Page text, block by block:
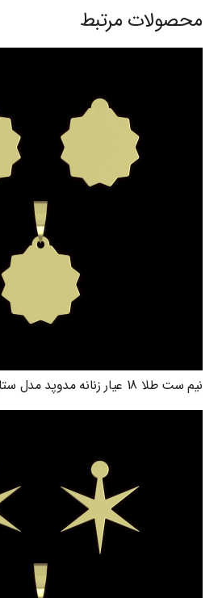
محصولات مرتبط
نیم ست طلا 18 عیار زنانه مدوپد مدل ستاره کد NA15587